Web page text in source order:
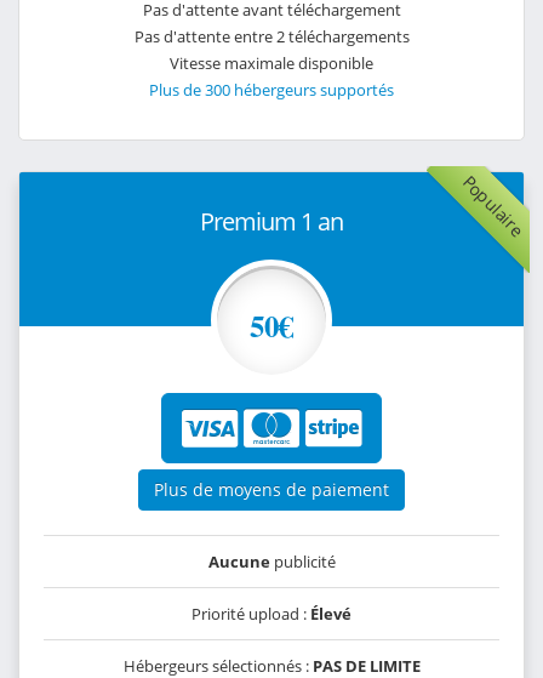
Pas d'attente avant téléchargement
Pas d'attente entre 2 téléchargements
Vitesse maximale disponible
Plus de 300 hébergeurs supportés
Populaire
Premium 1 an
50€
Plus de moyens de paiement
Aucunepublicité
Priorité upload : Élevé
Hébergeurs sélectionnés : PAS DE LIMITE